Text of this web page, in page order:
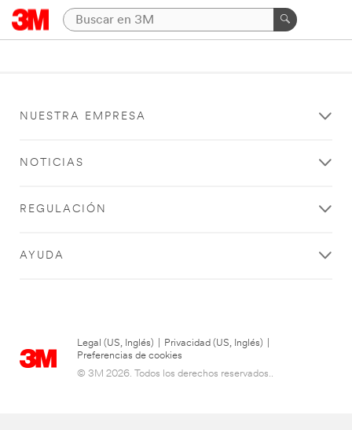
NUESTRA EMPRESA
NOTICIAS
REGULACIÓN
AYUDA
Legal (US, Inglés) Privacidad (US, Inglés)
Preferencias de cookies
© 3M 2026. Todos los derechos reservados..